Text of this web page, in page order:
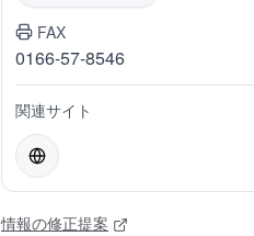
FAX
0166-57-8546
関連サイト
情報の修正提案